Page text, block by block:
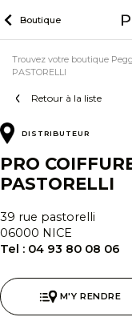
to
Boutique
Retour à la liste
Trouvez votre boutique
PASTORELLI
DISTRIBUTEUR
PRO
PASTORELLI
39 rue pastorelli
06000 NICE
Tel : 04 93 80 08 06
M'Y RENDRE